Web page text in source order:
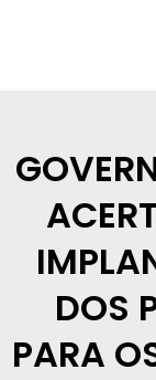
DOS
PARA